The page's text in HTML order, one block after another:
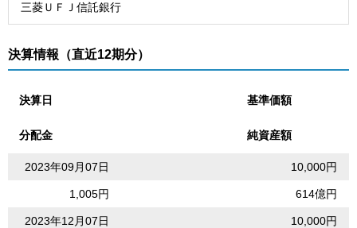
三菱ＵＦＪ信託銀行
決算情報（直近12期分）
決算日 基準価額
分配金 純資産額
2023年09月07日 10,000円
1,005円 614億円
2023年12月07日 10,000円